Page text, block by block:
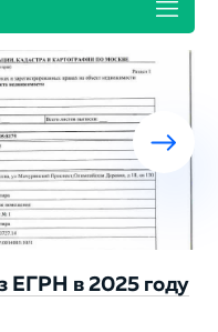
ЕГРН в 2025 году